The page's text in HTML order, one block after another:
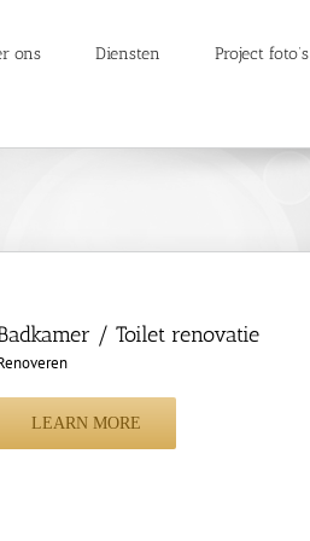
ons Diensten Project foto’s
/ Toilet renovatie
LEARN MORE